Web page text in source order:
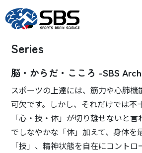
Series
脳・からだ・こころ -SBS
スポーツの上達には、筋力や心肺機
可欠です。しかし、それだけでは不
「心・技・体」が切り離せないと
でしなやかな「体」加えて、身体を
「技」、精神状態を自在にコント